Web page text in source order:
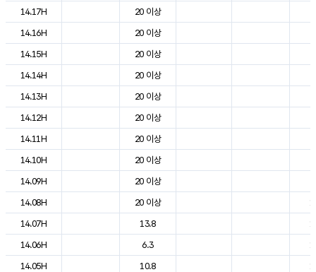
14.17H
20 이상
14.16H
20 이상
14.15H
20 이상
14.14H
20 이상
14.13H
20 이상
14.12H
20 이상
14.11H
20 이상
14.10H
20 이상
14.09H
20 이상
14.08H
20 이상
14.07H
13.8
14.06H
6.3
14.05H
10.8